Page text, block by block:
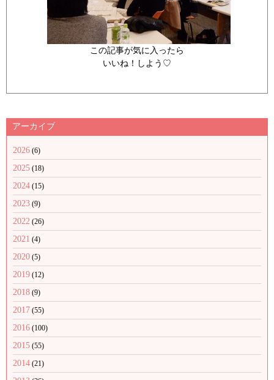
この記事が気に入ったら
いいね！しよう♡
アーカイブ
2026 (6)
2025 (18)
2024 (15)
2023 (9)
2022 (26)
2021 (4)
2020 (5)
2019 (12)
2018 (9)
2017 (55)
2016 (100)
2015 (55)
2014 (21)